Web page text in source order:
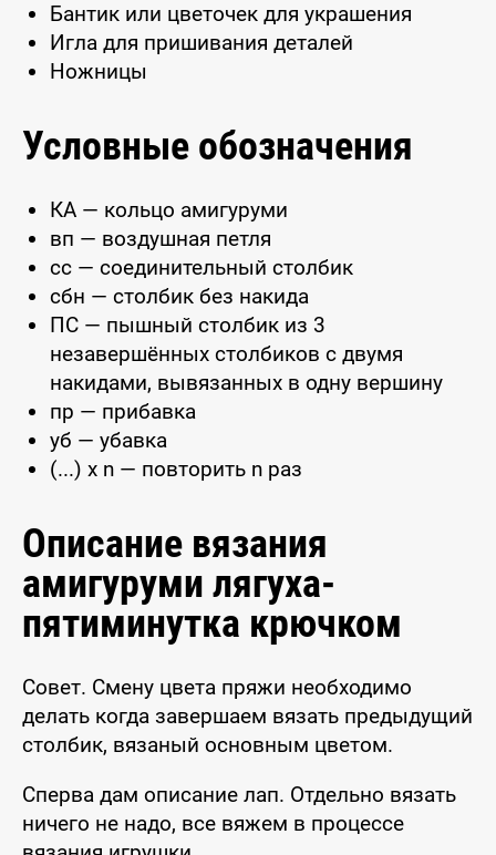
Бантик или цветочек для украшения
Игла для пришивания деталей
Ножницы
Условные обозначения
КА — кольцо амигуруми
вп — воздушная петля
сс — соединительный столбик
сбн — столбик без накида
ПС — пышный столбик из 3
незавершённых столбиков с двумя
накидами, вывязанных в одну вершину
пр — прибавка
уб — убавка
(...) x n — повторить n раз
Описание вязания
амигуруми лягуха-
пятиминутка крючком
Совет. Смену цвета пряжи необходимо
делать когда завершаем вязать предыдущий
столбик, вязаный основным цветом.
Сперва дам описание лап. Отдельно вязать
ничего не надо, все вяжем в процессе